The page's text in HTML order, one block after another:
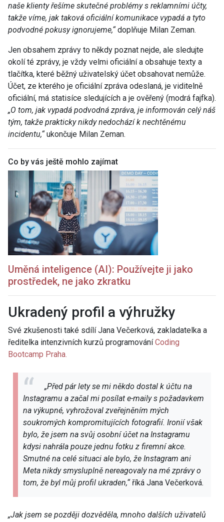
naše klienty řešíme skutečné problémy s reklamními účty,
takže víme, jak taková oficiální komunikace vypadá a tyto
podvodné pokusy ignorujeme,“doplňuje Milan Zeman.
Jen obsahem zprávy to někdy poznat nejde, ale sledujte
okolí té zprávy, je vždy velmi oficiální a obsahuje texty a
tlačítka, které běžný uživatelský účet obsahovat nemůže.
Účet, ze kterého je oficiální zpráva odeslaná, je viditelně
oficiální, má statisíce sledujících a je ověřený (modrá fajfka).
„O tom, jak vypadá podvodná zpráva, je informován celý náš
tým, takže prakticky nikdy nedochází k nechtěnému
incidentu,“ukončuje Milan Zeman.
Co by vás ještě mohlo zajímat
Uměná inteligence (AI): Používejte ji jako
prostředek, ne jako zkratku
Ukradený profil a výhružky
Své zkušenosti také sdílí Jana Večerková, zakladatelka a
ředitelka intenzivních kurzů programováníCoding
Bootcamp Praha.
„Před pár lety se mi někdo dostal k účtu na
Instagramu a začal mi posílat e-maily s požadavkem
na výkupné, vyhrožoval zveřejněním mých
soukromých kompromitujících fotografií. Ironií však
bylo, že jsem na svůj osobní účet na Instagramu
kdysi nahrála pouze jednu fotku z firemní akce.
Smutné na celé situaci ale bylo, že Instagram ani
Meta nikdy smysluplně nereagovaly na mé zprávy o
tom, že byl můj profil ukraden,“ říká Jana Večerková.
„Jak jsem se později dozvěděla, mnoho dalších uživatelů